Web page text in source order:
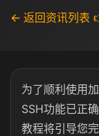
← 返回资讯列表
为了顺利使用
SSH功能已正
教程将引导您